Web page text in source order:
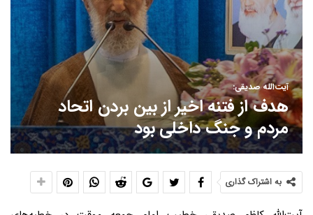
آیت‌الله صدیقی:
هدف از فتنه اخیر از بین بردن اتحاد
مردم و جنگ داخلی بود
به اشتراک گذاری